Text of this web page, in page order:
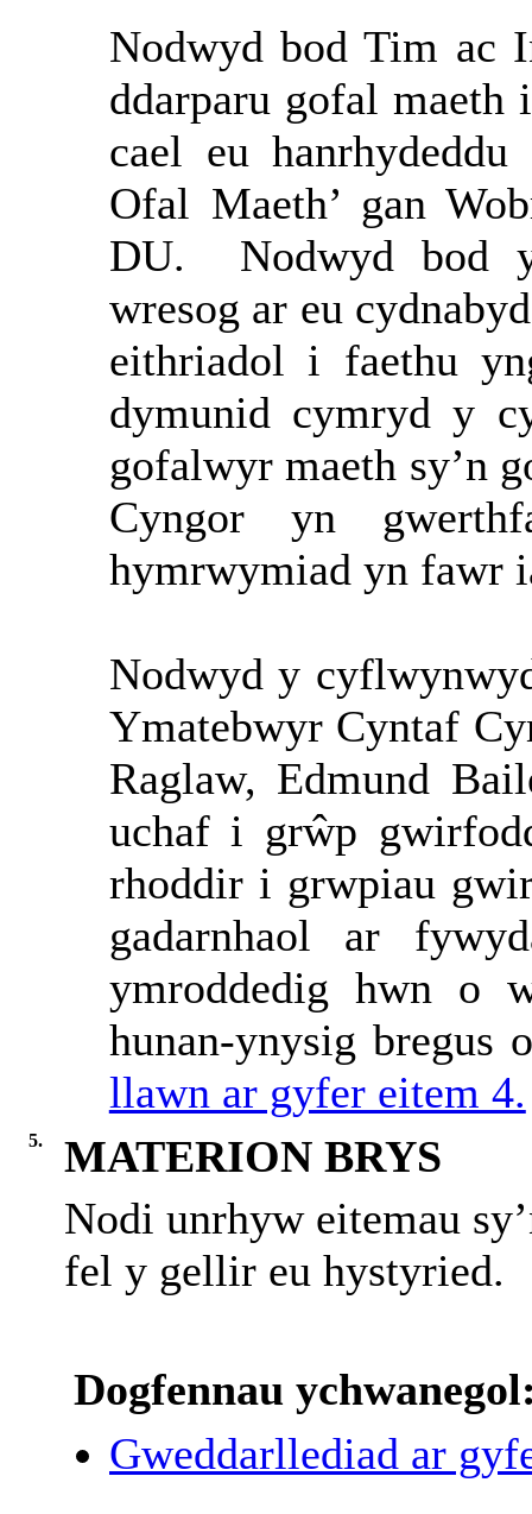
Nodwyd bod Tim ac
ddarparu gofal
cael eu
Ofal Maeth’ gan
DU.
Nodwyd bod
wresog ar eu
eithriadol i faethu
dymunid cymryd y
gofalwyr maeth sy’n
Cyngor yn
hymrwymiad yn fawr
Nodwyd y
Ymatebwyr Cyntaf
Raglaw, Edmund
uchaf i grŵp
rhoddir i grwpiau
gadarnhaol ar
ymroddedig hwn o
hunan-ynysig
llawn ar gyfer eitem 4.
5.
MATERION BRYS
Nodi unrhyw eitemau
fel y gellir eu hystyried.
Dogfennau
Gweddarllediad ar